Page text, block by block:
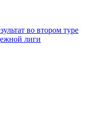
во втором туре
лиги